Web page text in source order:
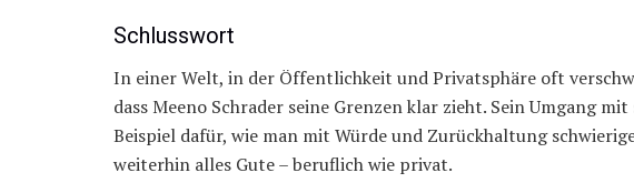
Schlusswort
In einer Welt, in der Öffentlichkeit und Privatsphäre oft
dass Meeno Schrader seine Grenzen klar zieht. Sein Umgang
Beispiel dafür, wie man mit Würde und Zurückhaltung
weiterhin alles Gute – beruflich wie privat.